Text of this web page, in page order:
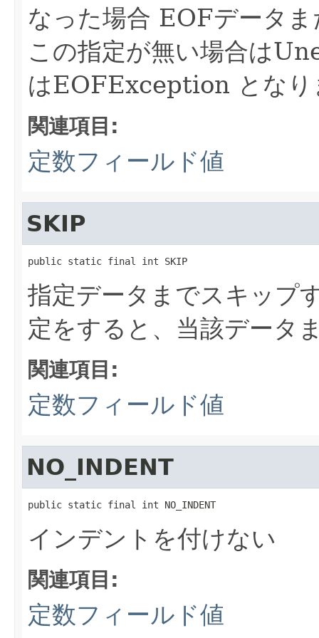
なった場合 EOFデータ
この指定が無い場合は
はEOFException となり
関連項目:
定数フィールド値
SKIP
public static final int SKIP
指定データまでスキップ
定をすると、当該データ
関連項目:
定数フィールド値
NO_INDENT
public static final int NO_INDENT
インデントを付けない
関連項目:
定数フィールド値